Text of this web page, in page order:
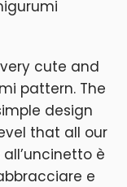
cute and
pattern. The
design
that all our
è
e